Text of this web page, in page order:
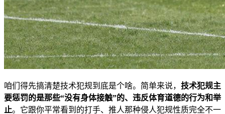
咱们得先搞清楚技术犯规到底是个啥。简单来说， 技术犯规主
要惩罚的是那些“没有身体接触”的、违反体育道德的行为和举
止。它跟你平常看到的打手、推人那种侵人犯规性质完全不一